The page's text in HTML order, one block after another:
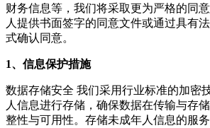
财务信息等，我们将采取更为严格的同
人提供书面签字的同意文件或通过具有
式确认同意。
1、信息保护措施
数据存储安全 我们采用行业标准的加密
人信息进行存储，确保数据在传输与存
整性与可用性。存储未成年人信息的服